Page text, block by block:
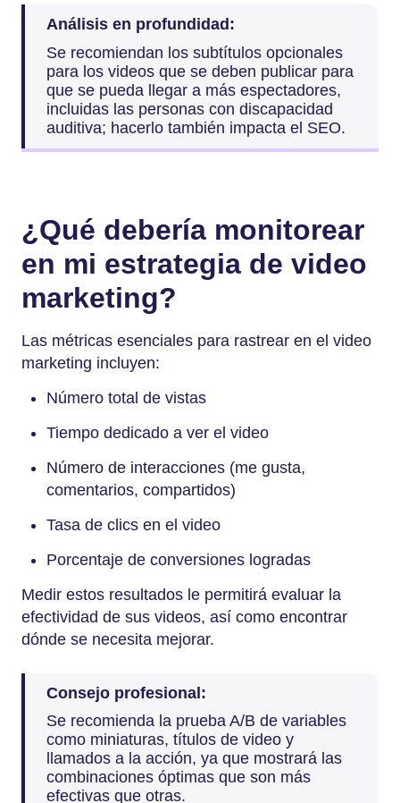
Análisis en profundidad:
Se recomiendan los subtítulos opcionales
para los videos que se deben publicar para
que se pueda llegar a más espectadores,
incluidas las personas con discapacidad
auditiva; hacerlo también impacta el SEO.
¿Qué debería monitorear
en mi estrategia de video
marketing?
Las métricas esenciales para rastrear en el video
marketing incluyen:
Número total de vistas
Tiempo dedicado a ver el video
Número de interacciones (me gusta,
comentarios, compartidos)
Tasa de clics en el video
Porcentaje de conversiones logradas
Medir estos resultados le permitirá evaluar la
efectividad de sus videos, así como encontrar
dónde se necesita mejorar.
Consejo profesional:
Se recomienda la prueba A/B de variables
como miniaturas, títulos de video y
llamados a la acción, ya que mostrará las
combinaciones óptimas que son más
efectivas que otras.